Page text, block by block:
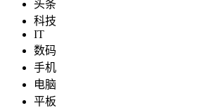
头条
科技
IT
数码
手机
电脑
平板